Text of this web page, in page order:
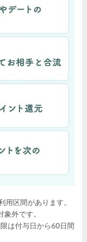
用区間があります。
外です。
は付与日から60日間